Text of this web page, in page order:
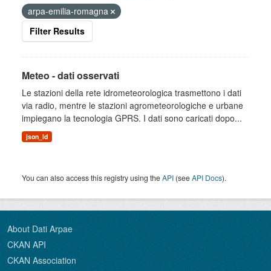
arpa-emilia-romagna
Filter Results
Meteo - dati osservati
Le stazioni della rete idrometeorologica trasmettono i dati
via radio, mentre le stazioni agrometeorologiche e urbane
impiegano la tecnologia GPRS. I dati sono caricati dopo...
json_ld
You can also access this registry using theAPI (seeAPI Docs).
About Dati Arpae
CKAN API
CKAN Association